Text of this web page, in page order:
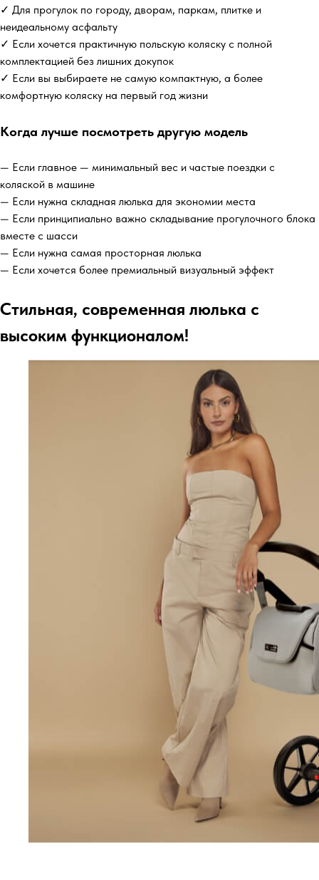
✓ Для прогулок по городу, дворам, паркам, плитке и
неидеальному асфальту
✓ Если хочется практичную польскую коляску с полной
комплектацией без лишних докупок
✓ Если вы выбираете не самую компактную, а более
комфортную коляску на первый год жизни
Когда лучше посмотреть другую модель
— Если главное — минимальный вес и частые поездки с
коляской в машине
— Если нужна складная люлька для экономии места
— Если принципиально важно складывание прогулочного блока
вместе с шасси
— Если нужна самая просторная люлька
— Если хочется более премиальный визуальный эффект
Стильная, современная люлька с
высоким функционалом!